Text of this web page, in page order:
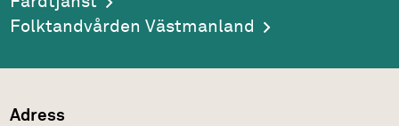
Folktandvården Västmanland
Adress